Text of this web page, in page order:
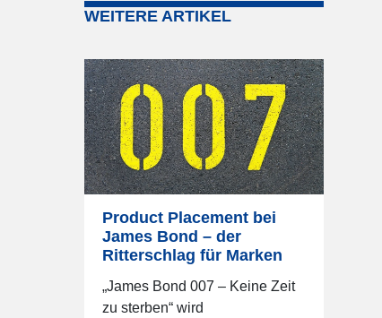
WEITERE ARTIKEL
Product Placement bei
James Bond – der
Ritterschlag für Marken
„James Bond 007 – Keine Zeit
zu sterben“ wird